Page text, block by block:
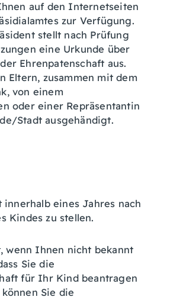
auf den Internetseiten
zur Verfügung.
stellt nach Prüfung
eine Urkunde über
Ehrenpatenschaft aus.
Eltern, zusammen mit dem
von einem
oder einer Repräsentantin
Stadt ausgehändigt.
innerhalb eines Jahres nach
Kindes zu stellen.
wenn Ihnen nicht bekannt
Sie die
für Ihr Kind beantragen
Sie die